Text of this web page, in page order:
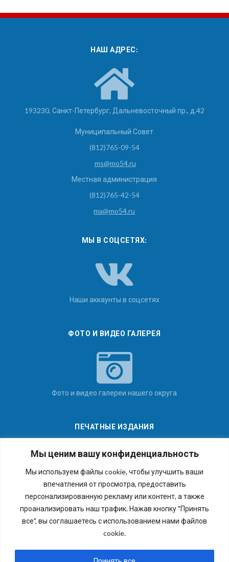
Мы ценим вашу конфиденциальность
Мы используем файлы cookie, чтобы улучшить ваши
впечатления от просмотра, предоставить
персонализированную рекламу или контент, а также
проанализировать наш трафик. Нажав кнопку "Принять
все", вы соглашаетесь с использованием нами файлов
cookie.
НАШ АДРЕС:
193230, Санкт-Петербург, Дальневосточный пр., д.42
Муниципальный Совет
(812)765-09-54
ms@mo54.ru
Местная администрация
(812)765-42-54
ma@mo54.ru
МЫ В СОЦСЕТЯХ:
Наши аккаунты в соцсетях
ФОТО И ВИДЕО ГАЛЕРЕЯ
Фото и видео галереи нашего округа
ПЕЧАТНЫЕ ИЗДАНИЯ
Последние номера наших газет
Copyright © 2026 Внутригородское муниципальное
образование города федерального значения Санкт-